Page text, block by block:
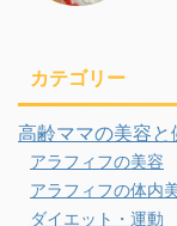
カテゴリー
高齢ママの美容と
アラフィフの美容
アラフィフの体内
ダイエット・運動